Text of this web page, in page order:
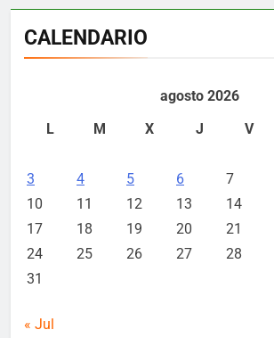
CALENDARIO
agosto 2026
L
M X J V
3
4 5 6 7
10
11 12 13 14
17
18 19 20 21
24
25 26 27 28
31
« Jul